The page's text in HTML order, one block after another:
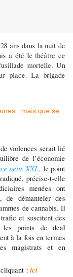
ans dans la nuit de
a été le théâtre ce
mortelle. Un
place. La brigade
violences serait lié
de l’économie
nette XXL, le point
précise-t-elle
menées ont
de démanteler des
de cannabis. Il
et suscitent des
les points de deal
à la fois en termes
magistrats et en
: ici